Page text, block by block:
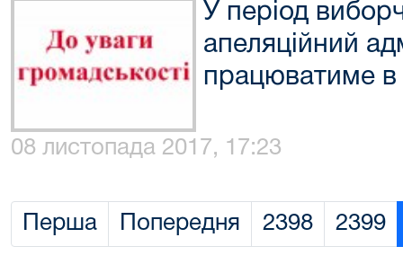
У період
апеляційний
працюватиме
08 листопада 2017, 17:23
Перша Попередня 2398 2399